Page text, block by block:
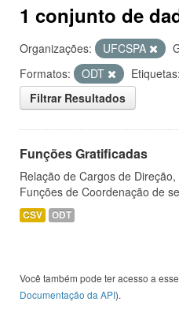
1 conjunto de
Organizações: UFCSPA
Formatos:
ODT Etiquetas:
Filtrar Resultados
Funções Gratificadas
Relação de Cargos de
Funções de Coordenação de
CSV ODT
Você também pode ter acesso a
Documentação da API).